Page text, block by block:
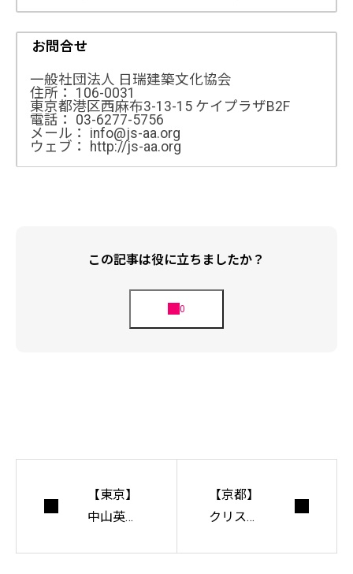
お問合せ
一般社団法人 日瑞建築文化協会
住所： 106-0031
東京都港区西麻布3-13-15 ケイプラザB2F
電話： 03-6277-5756
メール： info@js-aa.org
ウェブ： http://js-aa.org
この記事は役に立ちましたか？
【東京】
中山英之
【京都】
クリスト